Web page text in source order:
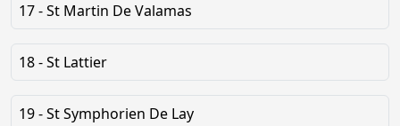
17 - St Martin De Valamas
18 - St Lattier
19 - St Symphorien De Lay